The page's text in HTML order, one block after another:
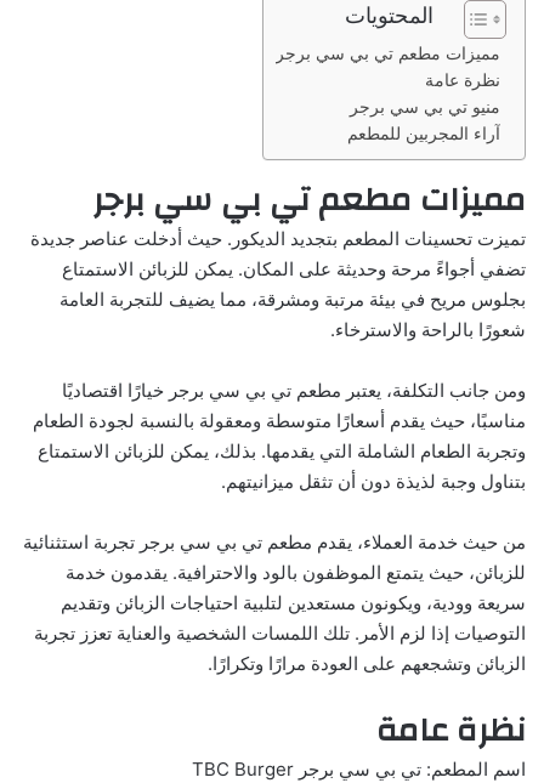
المحتويات
مميزات مطعم تي بي سي برجر
نظرة عامة
منيو تي بي سي برجر
آراء المجربين للمطعم
مميزات مطعم تي بي سي برجر
تميزت تحسينات المطعم بتجديد الديكور. حيث أدخلت عناصر جديدة
تضفي أجواءً مرحة وحديثة على المكان. يمكن للزبائن الاستمتاع
بجلوس مريح في بيئة مرتبة ومشرقة، مما يضيف للتجربة العامة
شعورًا بالراحة والاسترخاء.
ومن جانب التكلفة، يعتبر مطعم تي بي سي برجر خيارًا اقتصاديًا
مناسبًا، حيث يقدم أسعارًا متوسطة ومعقولة بالنسبة لجودة الطعام
وتجربة الطعام الشاملة التي يقدمها. بذلك، يمكن للزبائن الاستمتاع
بتناول وجبة لذيذة دون أن تثقل ميزانيتهم.
من حيث خدمة العملاء، يقدم مطعم تي بي سي برجر تجربة استثنائية
للزبائن، حيث يتمتع الموظفون بالود والاحترافية. يقدمون خدمة
سريعة وودية، ويكونون مستعدين لتلبية احتياجات الزبائن وتقديم
التوصيات إذا لزم الأمر. تلك اللمسات الشخصية والعناية تعزز تجربة
الزبائن وتشجعهم على العودة مرارًا وتكرارًا.
نظرة عامة
اسم المطعم: تي بي سي برجر TBC Burger